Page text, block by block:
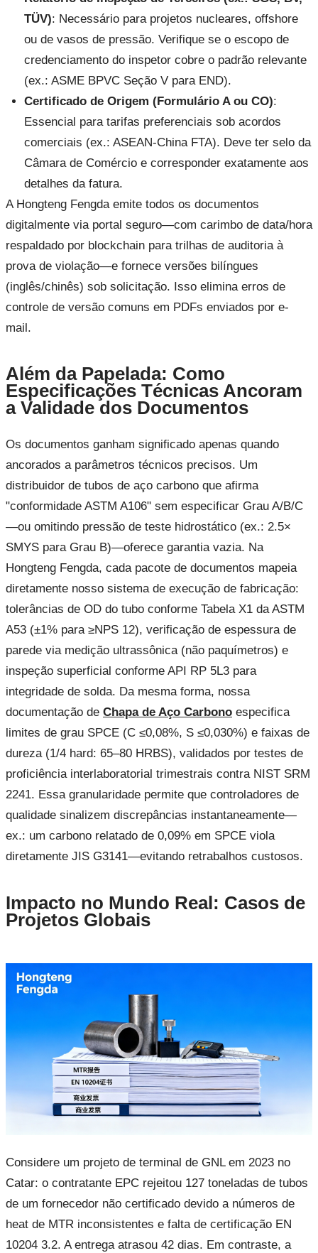
TÜV): Necessário para projetos nucleares, offshore
ou de vasos de pressão. Verifique se o escopo de
credenciamento do inspetor cobre o padrão relevante
(ex.: ASME BPVC Seção V para END).
Certificado de Origem (Formulário A ou CO):
Essencial para tarifas preferenciais sob acordos
comerciais (ex.: ASEAN-China FTA). Deve ter selo da
Câmara de Comércio e corresponder exatamente aos
detalhes da fatura.
A Hongteng Fengda emite todos os documentos
digitalmente via portal seguro—com carimbo de data/hora
respaldado por blockchain para trilhas de auditoria à
prova de violação—e fornece versões bilíngues
(inglês/chinês) sob solicitação. Isso elimina erros de
controle de versão comuns em PDFs enviados por e-
mail.
Além da Papelada: Como
Especificações Técnicas Ancoram
a Validade dos Documentos
Os documentos ganham significado apenas quando
ancorados a parâmetros técnicos precisos. Um
distribuidor de tubos de aço carbono que afirma
"conformidade ASTM A106" sem especificar Grau A/B/C
—ou omitindo pressão de teste hidrostático (ex.: 2.5×
SMYS para Grau B)—oferece garantia vazia. Na
Hongteng Fengda, cada pacote de documentos mapeia
diretamente nosso sistema de execução de fabricação:
tolerâncias de OD do tubo conforme Tabela X1 da ASTM
A53 (±1% para ≥NPS 12), verificação de espessura de
parede via medição ultrassônica (não paquímetros) e
inspeção superficial conforme API RP 5L3 para
integridade de solda. Da mesma forma, nossa
documentação de Chapa de Aço Carbono especifica
limites de grau SPCE (C ≤0,08%, S ≤0,030%) e faixas de
dureza (1/4 hard: 65–80 HRBS), validados por testes de
proficiência interlaboratorial trimestrais contra NIST SRM
2241. Essa granularidade permite que controladores de
qualidade sinalizem discrepâncias instantaneamente—
ex.: um carbono relatado de 0,09% em SPCE viola
diretamente JIS G3141—evitando retrabalhos custosos.
Impacto no Mundo Real: Casos de
Projetos Globais
Considere um projeto de terminal de GNL em 2023 no
Catar: o contratante EPC rejeitou 127 toneladas de tubos
de um fornecedor não certificado devido a números de
heat de MTR inconsistentes e falta de certificação EN
10204 3.2. A entrega atrasou 42 dias. Em contraste, a